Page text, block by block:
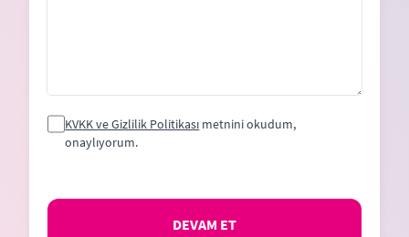
KVKK ve Gizlilik Politikası metnini okudum,
onaylıyorum.
DEVAM ET